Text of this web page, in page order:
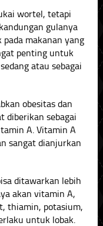
wortel, tetapi
gulanya
makanan yang
penting untuk
atau sebagai
obesitas dan
diberikan sebagai
A. Vitamin A
sangat dianjurkan
ditawarkan lebih
akan vitamin A,
thiamin, potasium,
untuk lobak.